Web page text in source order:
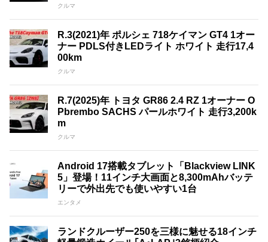
クルマ
R.3(2021)年 ポルシェ 718ケイマン GT4 1オー
ナー PDLS付きLEDライト ホワイト 走行17,4
00km
クルマ
R.7(2025)年 トヨタ GR86 2.4 RZ 1オーナー O
Pbrembo SACHS パールホワイト 走行3,200k
m
クルマ
Android 17搭載タブレット「Blackview LINK
5」登場！11インチ大画面と8,300mAhバッテ
リーで外出先でも使いやすい1台
エンタメ
ランドクルーザー250を三様に魅せる18インチ